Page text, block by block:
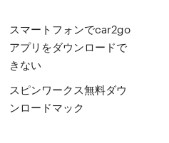
スマートフォンでcar2go
アプリをダウンロードで
きない
スピンワークス無料ダウ
ンロードマック